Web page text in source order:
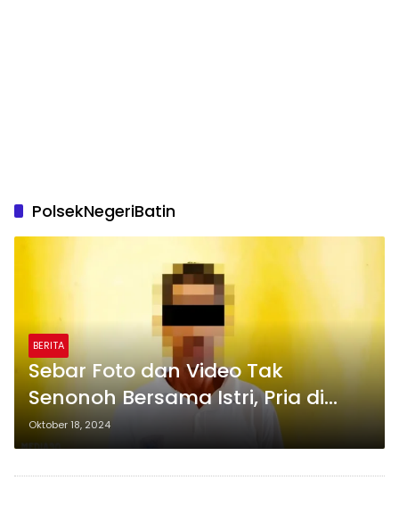
PolsekNegeriBatin
BERITA
Sebar Foto dan Video Tak
Senonoh Bersama Istri, Pria di
Way Kanan Ditangkap Polisi
Oktober 18, 2024